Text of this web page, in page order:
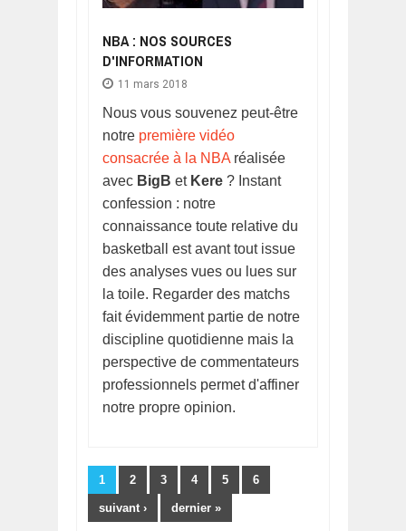
NBA : NOS SOURCES
D'INFORMATION
11 mars 2018
Nous vous souvenez peut-être
notre première vidéo
consacrée à la NBA réalisée
avec BigB et Kere ? Instant
confession : notre
connaissance toute relative du
basketball est avant tout issue
des analyses vues ou lues sur
la toile. Regarder des matchs
fait évidemment partie de notre
discipline quotidienne mais la
perspective de commentateurs
professionnels permet d'affiner
notre propre opinion.
1 2 3 4 5 6
suivant › dernier »